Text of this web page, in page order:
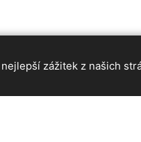
zážitek z našich